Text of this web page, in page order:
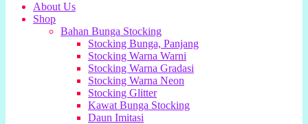
About Us
Shop
Bahan Bunga Stocking
Stocking Bunga, Panjang
Stocking Warna Warni
Stocking Warna Gradasi
Stocking Warna Neon
Stocking Glitter
Kawat Bunga Stocking
Daun Imitasi